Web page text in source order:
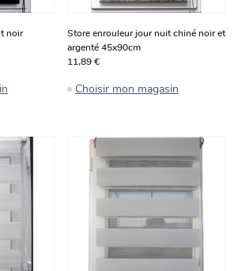
noir
Store enrouleur jour nuit chiné noir et
argenté 45x90cm
11,89 €
Choisir mon magasin